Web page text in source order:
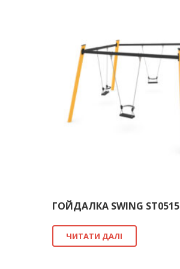
ГОЙДАЛКА SWING ST0515
ЧИТАТИ ДАЛІ